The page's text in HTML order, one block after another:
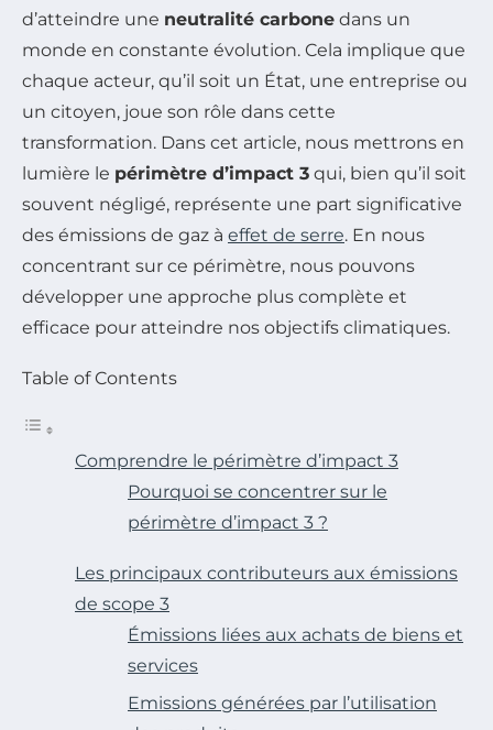
d’atteindre une neutralité carbone dans un
monde en constante évolution. Cela implique que
chaque acteur, qu’il soit un État, une entreprise ou
un citoyen, joue son rôle dans cette
transformation. Dans cet article, nous mettrons en
lumière le périmètre d’impact 3 qui, bien qu’il soit
souvent négligé, représente une part significative
des émissions de gaz à effet de serre. En nous
concentrant sur ce périmètre, nous pouvons
développer une approche plus complète et
efficace pour atteindre nos objectifs climatiques.
Table of Contents
Comprendre le périmètre d’impact 3
Pourquoi se concentrer sur le
périmètre d’impact 3 ?
Les principaux contributeurs aux émissions
de scope 3
Émissions liées aux achats de biens et
services
Emissions générées par l’utilisation